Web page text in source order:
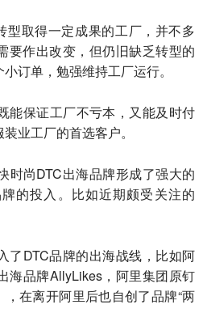
型取得一定成果的工厂，并不多
要作出改变，但仍旧缺乏转型的
订单，勉强维持工厂运行。
能保证工厂不亏本，又能及时付
业工厂的首选客户。
时尚DTC出海品牌形成了强大的
的投入。比如近期颇受关注的
了DTC品牌的出海战线，比如阿
海品牌AllyLikes，阿里集团原钉
，在离开阿里后也自创了品牌“两